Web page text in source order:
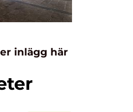
inlägg här